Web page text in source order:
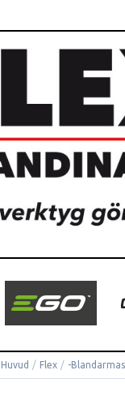
Huvud / Flex / -